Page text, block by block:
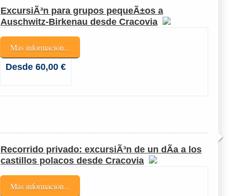
ExcursiÃ³n para grupos pequeÃ±os a
Auschwitz-Birkenau desde Cracovia
Más información...
Desde 60,00 €
Recorrido privado: excursiÃ³n de un dÃ­a a los
castillos polacos desde Cracovia
Más información...